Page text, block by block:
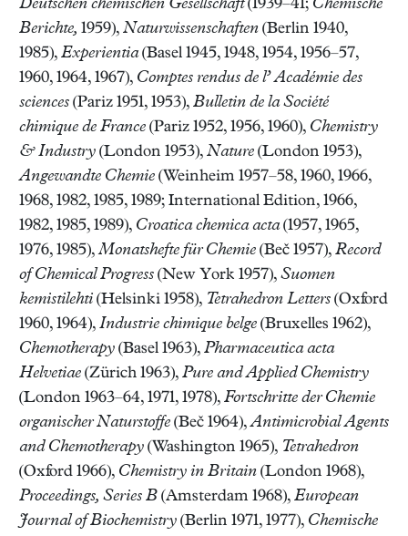
Deutschen chemischen Gesellschaft(1939–41; Chemische
Berichte, 1959), Naturwissenschaften (Berlin 1940,
1985), Experientia(Basel 1945, 1948, 1954, 1956–57,
1960, 1964, 1967), Comptes rendus de l’ Académie des
sciences (Pariz 1951, 1953), Bulletin de la Société
chimique de France (Pariz 1952, 1956, 1960), Chemistry
& Industry (London 1953), Nature (London 1953),
Angewandte Chemie (Weinheim 1957–58, 1960, 1966,
1968, 1982, 1985, 1989; International Edition, 1966,
1982, 1985, 1989), Croatica chemica acta(1957, 1965,
1976, 1985),Monatshefte für Chemie (Beč 1957), Record
of Chemical Progress (New York 1957), Suomen
kemistilehti (Helsinki 1958), Tetrahedron Letters (Oxford
1960, 1964), Industrie chimique belge (Bruxelles 1962),
Chemotherapy (Basel 1963), Pharmaceutica acta
Helvetiae (Zürich 1963), Pure and Applied Chemistry
(London 1963–64, 1971, 1978), Fortschritte der Chemie
organischer Naturstoffe (Beč 1964),Antimicrobial Agents
and Chemotherapy (Washington 1965), Tetrahedron
(Oxford 1966), Chemistry in Britain (London 1968),
Proceedings, Series B (Amsterdam 1968), European
Journal of Biochemistry (Berlin 1971, 1977), Chemische